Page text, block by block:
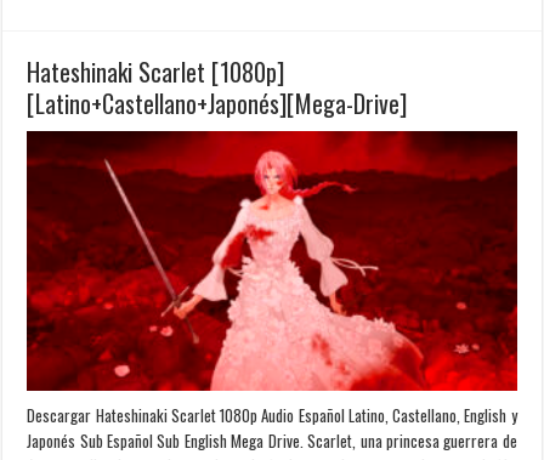
Hateshinaki Scarlet [1080p]
[Latino+Castellano+Japonés][Mega-Drive]
Descargar Hateshinaki Scarlet 1080p Audio Español Latino, Castellano, English y
Japonés Sub Español Sub English Mega Drive. Scarlet, una princesa guerrera de